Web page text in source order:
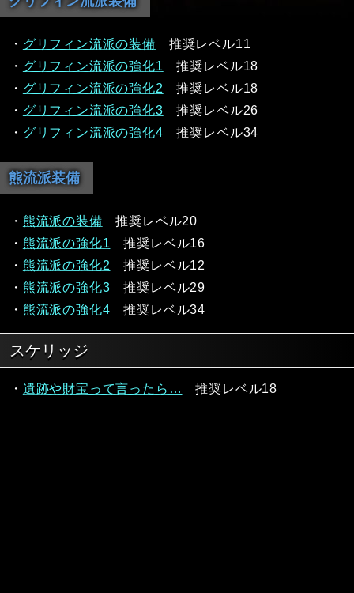
・ グリフィン流派の装備 推奨レベル11
・ グリフィン流派の強化1 推奨レベル18
・ グリフィン流派の強化2 推奨レベル18
・ グリフィン流派の強化3 推奨レベル26
・ グリフィン流派の強化4 推奨レベル34
熊流派装備
・ 熊流派の装備 推奨レベル20
・ 熊流派の強化1 推奨レベル16
・ 熊流派の強化2 推奨レベル12
・ 熊流派の強化3 推奨レベル29
・ 熊流派の強化4 推奨レベル34
スケリッジ
・ 遺跡や財宝って言ったら… 推奨レベル18